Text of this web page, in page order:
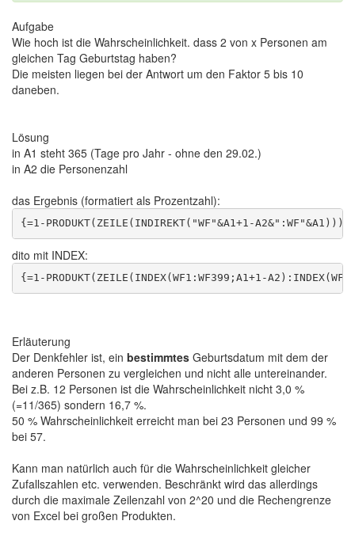
Aufgabe
Wie hoch ist die Wahrscheinlichkeit. dass 2 von x Personen am
gleichen Tag Geburtstag haben?
Die meisten liegen bei der Antwort um den Faktor 5 bis 10
daneben.
Lösung
in A1 steht 365 (Tage pro Jahr - ohne den 29.02.)
in A2 die Personenzahl
das Ergebnis (formatiert als Prozentzahl):
dito mit INDEX:
Erläuterung
Der Denkfehler ist, ein bestimmtes Geburtsdatum mit dem der
anderen Personen zu vergleichen und nicht alle untereinander.
Bei z.B. 12 Personen ist die Wahrscheinlichkeit nicht 3,0 %
(=11/365) sondern 16,7 %.
50 % Wahrscheinlichkeit erreicht man bei 23 Personen und 99 %
bei 57.
Kann man natürlich auch für die Wahrscheinlichkeit gleicher
Zufallszahlen etc. verwenden. Beschränkt wird das allerdings
durch die maximale Zeilenzahl von 2^20 und die Rechengrenze
von Excel bei großen Produkten.